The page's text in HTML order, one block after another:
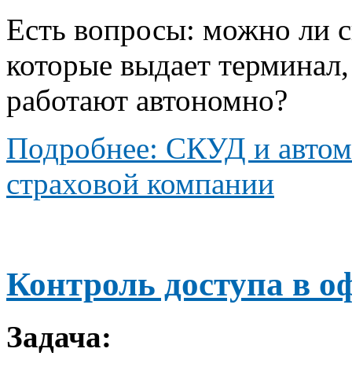
Есть вопросы: можно ли
которые выдает
работают автономно?
Подробнее: СКУД и
страховой компании
Контроль доступа в
Задача: